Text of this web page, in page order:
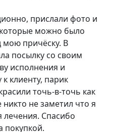
прислали фото и
можно было
мою причёску. В
посылку со своим
исполнения и
клиенту, парик
точь-в-точь как
не заметил что я
лечения. Спасибо
покупкой.